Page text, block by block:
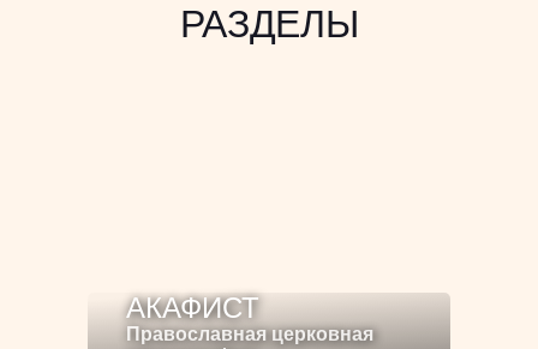
РАЗДЕЛЫ
АКАФИСТ
Православная церковная